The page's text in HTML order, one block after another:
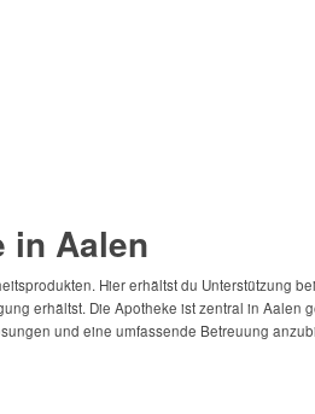
in Aalen
Hier erhältst du Unterstützung
erhältst. Die Apotheke ist zentral in
und eine umfassende Betreuung